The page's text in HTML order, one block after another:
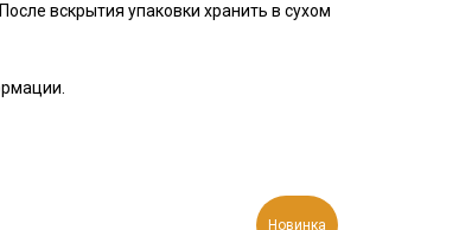
вскрытия упаковки хранить в сухом
Новинка